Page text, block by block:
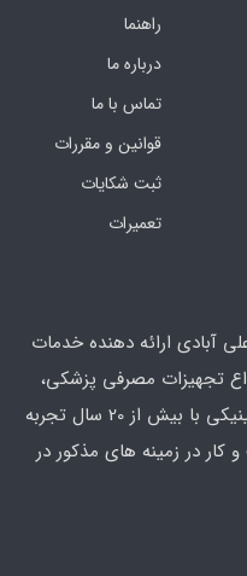
راهنما
درباره ما
تماس با ما
قوانین و مقررات
ثبت شکایات
تعمیرات
آبادی ارائه دهنده خدمات
تجهیزات مصرفی پزشکی،
کالای پزشکی خانگی، بیمارستانی و کلینیکی با بیش از 20 سال تجربه
کار در زمینه های مذکور در